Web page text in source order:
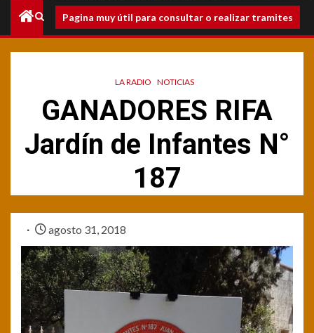
Menú
principal
Pagina muy útil para consultar o realizar tramites
LA RADIO NOTICIAS
GANADORES RIFA
Jardín de Infantes N°
187
agosto 31, 2018